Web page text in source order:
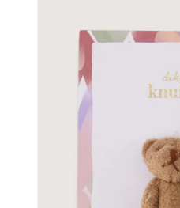
AGENDA'S 2026
ACCESSOIRES